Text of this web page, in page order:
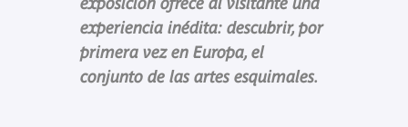
experiencia inédita: descubrir, por
primera vez en Europa, el
conjunto de las artes esquimales.